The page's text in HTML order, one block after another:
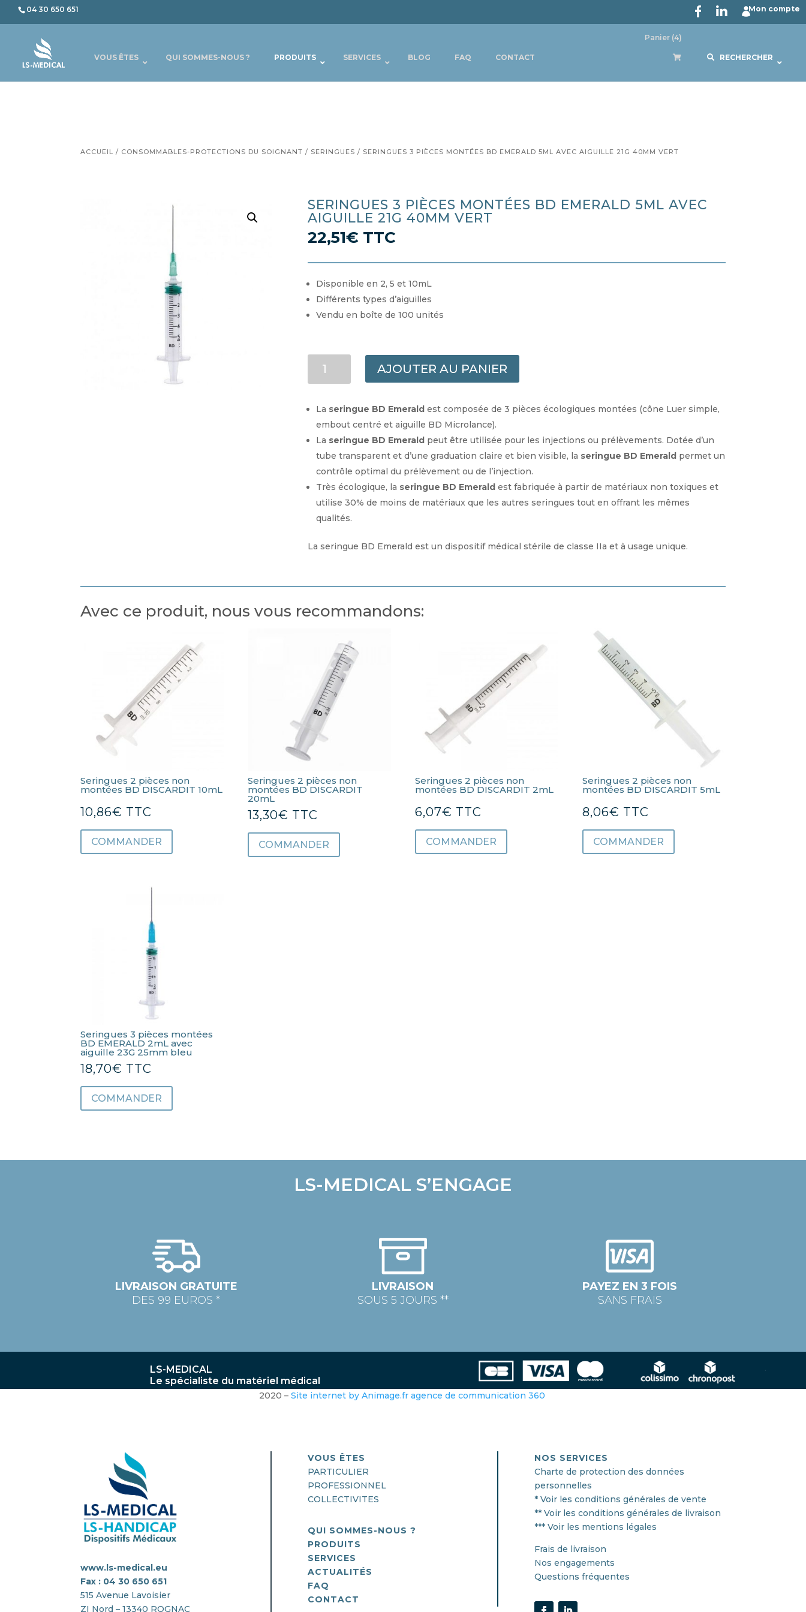
04 30 650 651 Mon compte
VOUS ÊTES QUI SOMMES-NOUS ? PRODUITS SERVICES BLOG FAQ CONTACT
Panier (4)
RECHERCHER
ACCUEIL / CONSOMMABLES-PROTECTIONS DU SOIGNANT / SERINGUES / SERINGUES 3 PIÈCES MONTÉES BD EMERALD 5ML AVEC AIGUILLE 21G 40MM VERT
SERINGUES 3 PIÈCES MONTÉES BD EMERALD 5ML AVEC
AIGUILLE 21G 40MM VERT
22,51€ TTC
Disponible en 2, 5 et 10mL
Différents types d’aiguilles
Vendu en boîte de 100 unités
PIÈCES
MONTÉES
BD
EMERALD
5ML
AVEC
AIGUILLE
40MM
AJOUTER AU PANIER
La seringue BD Emerald est composée de 3 pièces écologiques montées (cône Luer simple,
embout centré et aiguille BD Microlance).
La seringue BD Emerald peut être utilisée pour les injections ou prélèvements. Dotée d’un
tube transparent et d’une graduation claire et bien visible, la seringue BD Emerald permet un
contrôle optimal du prélèvement ou de l’injection.
Très écologique, la seringue BD Emerald est fabriquée à partir de matériaux non toxiques et
utilise 30% de moins de matériaux que les autres seringues tout en offrant les mêmes
qualités.
La seringue BD Emerald est un dispositif médical stérile de classe IIa et à usage unique.
Avec ce produit, nous vous recommandons:
Seringues 2 pièces non
montées BD DISCARDIT 10mL
10,86€ TTC
COMMANDER
Seringues 2 pièces non
montées BD DISCARDIT
20mL
13,30€ TTC
COMMANDER
Seringues 2 pièces non
montées BD DISCARDIT 2mL
6,07€ TTC
COMMANDER
Seringues 2 pièces non
montées BD DISCARDIT 5mL
8,06€ TTC
COMMANDER
Seringues 3 pièces montées
BD EMERALD 2mL avec
aiguille 23G 25mm bleu
18,70€ TTC
COMMANDER
LS-MEDICAL S’ENGAGE
LIVRAISON GRATUITE
DES 99 EUROS *
LIVRAISON
SOUS 5 JOURS **
PAYEZ EN 3 FOIS
SANS FRAIS
LS-MEDICAL
Le spécialiste du matériel médical
2020 – Site internet by Animage.fr agence de communication 360
www.ls-medical.eu
Fax : 04 30 650 651
515 Avenue Lavoisier
ZI Nord – 13340 ROGNAC
VOUS ÊTES
PARTICULIER
PROFESSIONNEL
COLLECTIVITES
QUI SOMMES-NOUS ?
PRODUITS
SERVICES
ACTUALITÉS
FAQ
CONTACT
NOS SERVICES
Charte de protection des données
personnelles
* Voir les conditions générales de vente
** Voir les conditions générales de livraison
*** Voir les mentions légales
Frais de livraison
Nos engagements
Questions fréquentes